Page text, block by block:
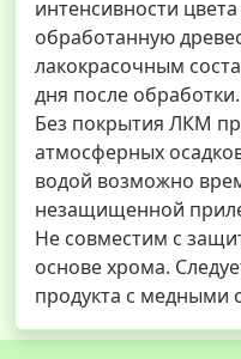
интенсивности
обработанную
лакокрасочным
дня после обработки.
Без покрытия ЛКМ
атмосферных
водой возможно
незащищенной
Не совместим с
основе хрома.
продукта с медными